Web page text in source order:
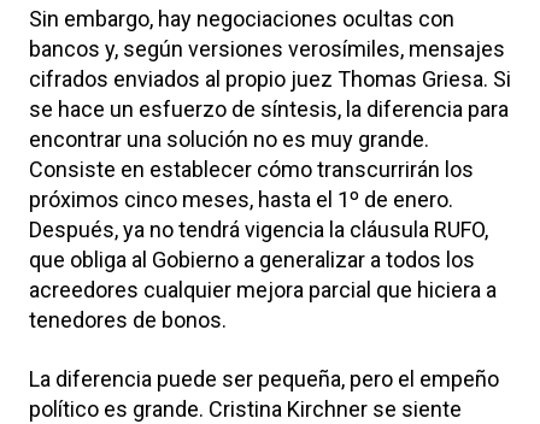
Sin embargo, hay negociaciones ocultas con
bancos y, según versiones verosímiles, mensajes
cifrados enviados al propio juez Thomas Griesa. Si
se hace un esfuerzo de síntesis, la diferencia para
encontrar una solución no es muy grande.
Consiste en establecer cómo transcurrirán los
próximos cinco meses, hasta el 1º de enero.
Después, ya no tendrá vigencia la cláusula RUFO,
que obliga al Gobierno a generalizar a todos los
acreedores cualquier mejora parcial que hiciera a
tenedores de bonos.
La diferencia puede ser pequeña, pero el empeño
político es grande. Cristina Kirchner se siente